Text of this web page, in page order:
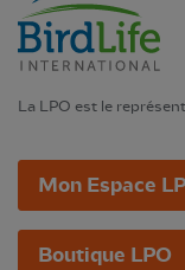
La LPO est le
Mon Espace
Boutique LPO